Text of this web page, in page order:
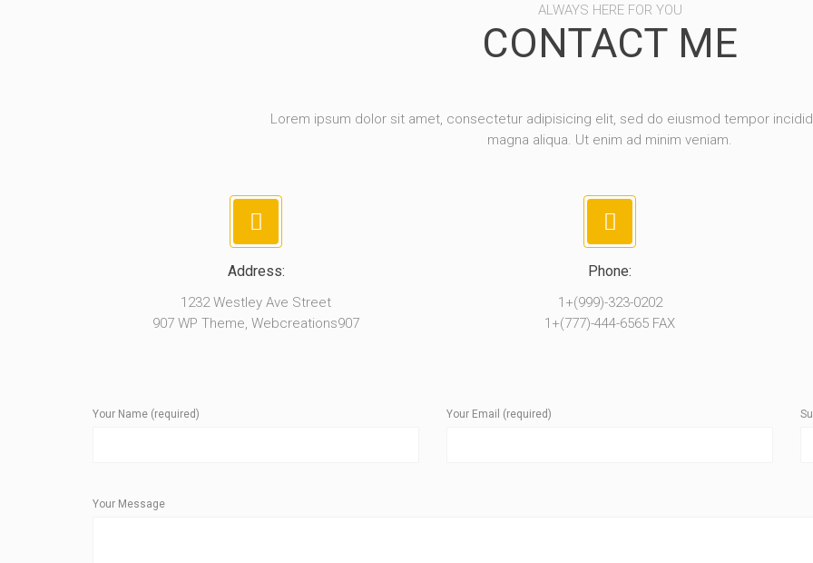
ALWAYS HERE FOR YOU
CONTACT ME
Lorem ipsum dolor sit amet, consectetur adipisicing elit, sed do eiusmod tempor
magna aliqua. Ut enim ad minim veniam.
Address:
1232 Westley Ave Street
907 WP Theme, Webcreations907
Phone:
1+(999)-323-0202
1+(777)-444-6565 FAX
Your Name (required) Your Email (required)
Your Message